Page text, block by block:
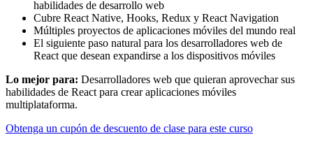
habilidades de desarrollo web
Cubre React Native, Hooks, Redux y React Navigation
Múltiples proyectos de aplicaciones móviles del mundo real
El siguiente paso natural para los desarrolladores web de
React que desean expandirse a los dispositivos móviles
Lo mejor para: Desarrolladores web que quieran aprovechar sus
habilidades de React para crear aplicaciones móviles
multiplataforma.
Obtenga un cupón de descuento de clase para este curso